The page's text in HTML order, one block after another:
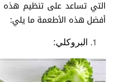
التي تساعد على تنظيم
أفضل هذه الأطعمة ما يلي:
البروكلي: